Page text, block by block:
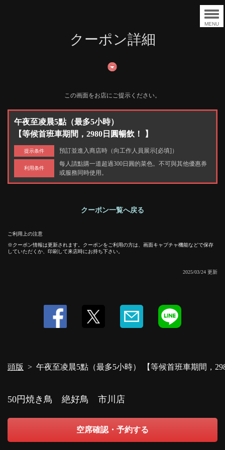
MENU
クーポン詳細
この画面をお店にご提示ください。
午夜至凌晨5點（最多5小時）
【等候首班車期間，2980日圓暢飲！ 】
提示条件 預訂並進入商店時（向工作人員展示[必填]）
利用条件
每人請點購一道超過300日圓的菜色。不可與其他優惠券
或服務同時使用。
クーポン一覧へ戻る
ご利用上の注意
クーポン情報は更新されます。クーポンをご利用の方は、画面キャプチャ機能などで保存
していただくか、印刷して来店時にお持ち下さい。
2025/03/24 更新
頭版 午夜至凌晨5點（最多5小時） 【等候首班車期間，
千葉県市川市市川１-２-５ オッセイビル２階
https://akr8213898010.owst.jp/coupons/116618211
50円焼き鳥 絶好鳥 市川店
空席確認・予約する